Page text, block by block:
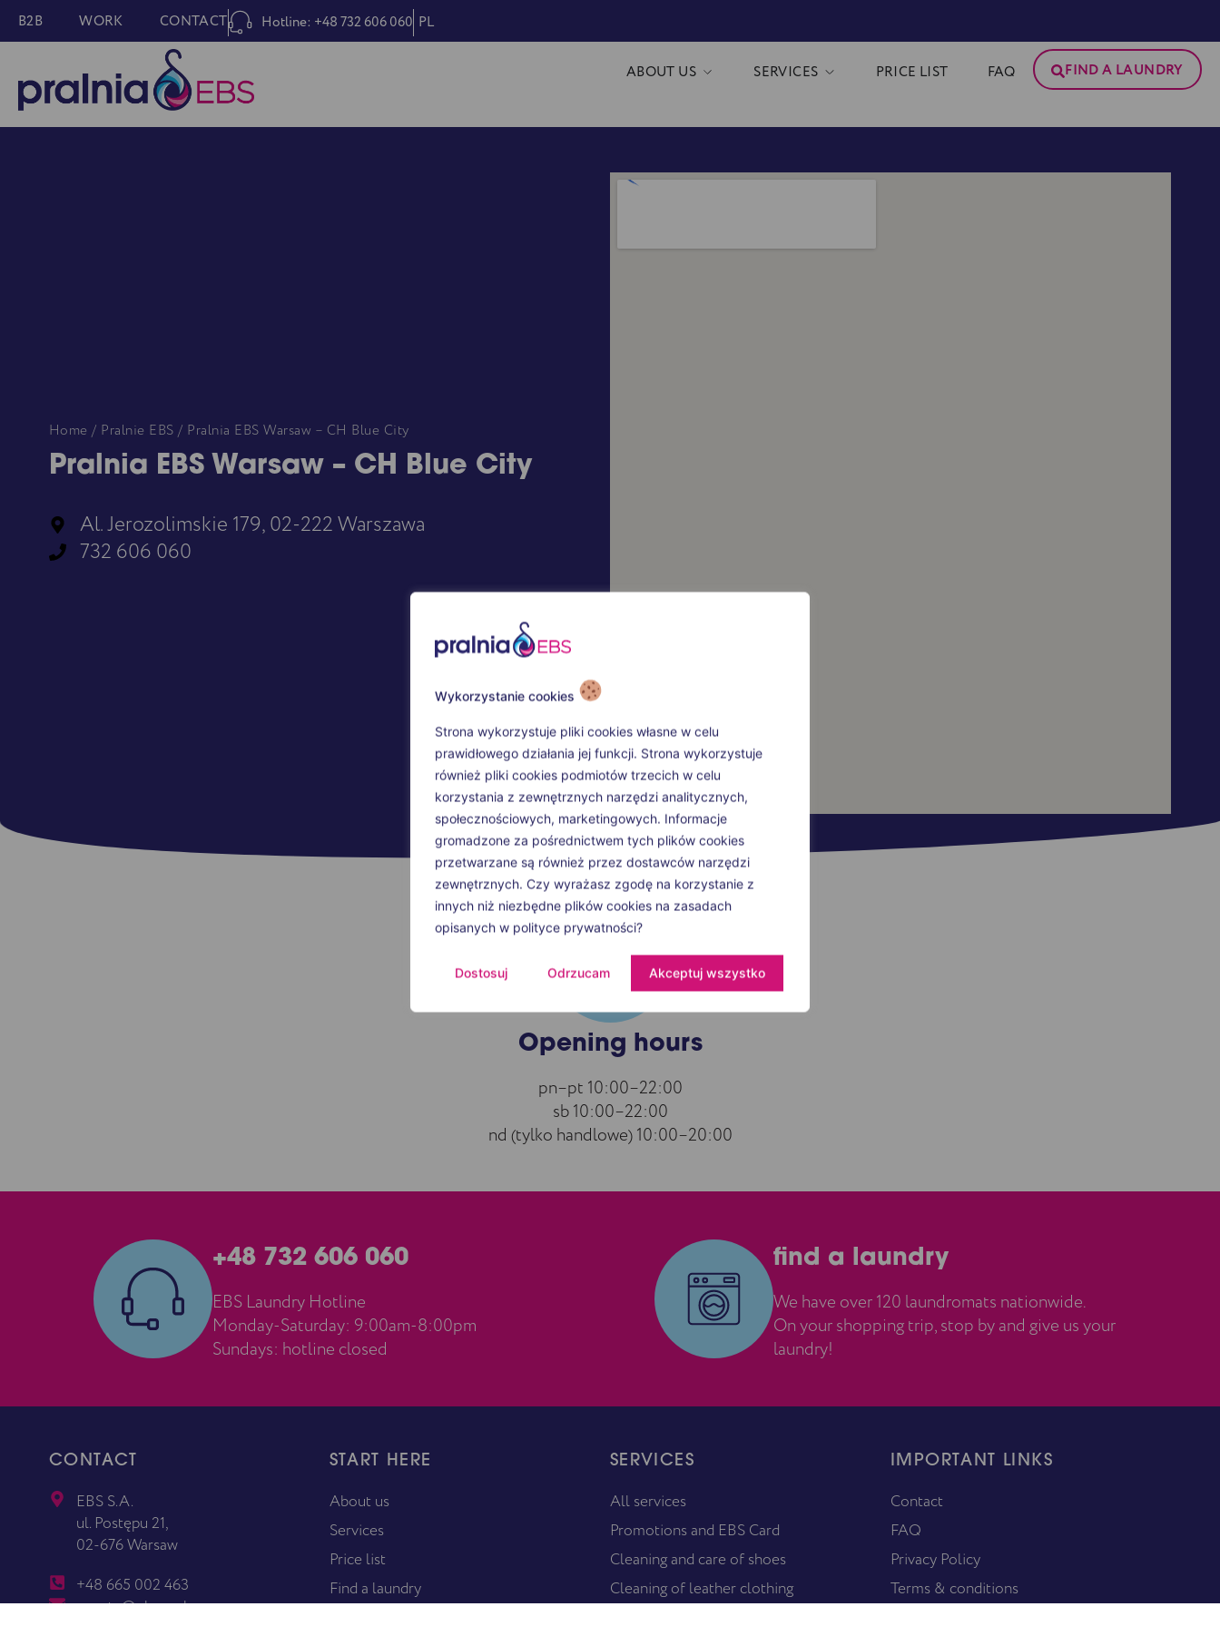
Wykorzystanie cookies
Strona wykorzystuje pliki cookies własne w celu
prawidłowego działania jej funkcji. Strona wykorzystuje
również pliki cookies podmiotów trzecich w celu
korzystania z zewnętrznych narzędzi analitycznych,
społecznościowych, marketingowych. Informacje
gromadzone za pośrednictwem tych plików cookies
przetwarzane są również przez dostawców narzędzi
zewnętrznych. Czy wyrażasz zgodę na korzystanie z
innych niż niezbędne plików cookies na zasadach
opisanych w polityce prywatności?
Dostosuj Odrzucam Akceptuj wszystko
B2B WORK CONTACT Hotline: +48 732 606 060 PL
ABOUT US SERVICES PRICE LIST FAQ FIND A LAUNDRY
Home / Pralnie EBS / Pralnia EBS Warsaw – CH Blue City
Pralnia EBS Warsaw – CH Blue City
Al. Jerozolimskie 179, 02-222 Warszawa
732 606 060
Opening hours
pn–pt 10:00–22:00
sb 10:00–22:00
nd (tylko handlowe) 10:00–20:00
+48 732 606 060
EBS Laundry Hotline
Monday-Saturday: 9:00am-8:00pm
Sundays: hotline closed
find a laundry
We have over 120 laundromats nationwide.
On your shopping trip, stop by and give us your
laundry!
CONTACT
EBS S.A.
ul. Postępu 21,
02-676 Warsaw
+48 665 002 463
poczta@ebssa.pl
START HERE
About us
Services
Price list
Find a laundry
SERVICES
All services
Promotions and EBS Card
Cleaning and care of shoes
Cleaning of leather clothing
IMPORTANT LINKS
Contact
FAQ
Privacy Policy
Terms & conditions